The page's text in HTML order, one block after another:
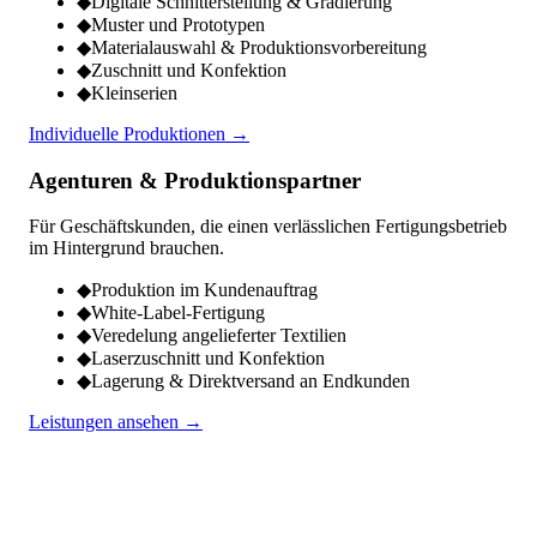
◆Muster und Prototypen
◆Materialauswahl & Produktionsvorbereitung
◆Zuschnitt und Konfektion
◆Kleinserien
Individuelle Produktionen →
Agenturen & Produktionspartner
Für Geschäftskunden, die einen verlässlichen Fertigungsbetrieb
im Hintergrund brauchen.
◆Produktion im Kundenauftrag
◆White-Label-Fertigung
◆Veredelung angelieferter Textilien
◆Laserzuschnitt und Konfektion
◆Lagerung & Direktversand an Endkunden
Leistungen ansehen →